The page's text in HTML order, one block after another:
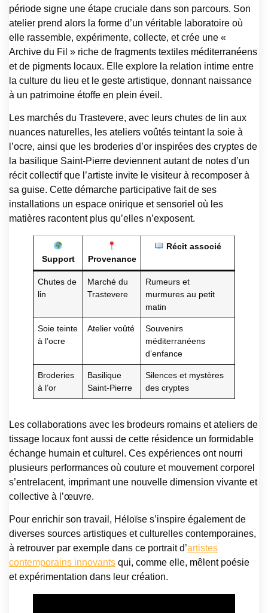
période signe une étape cruciale dans son parcours. Son
atelier prend alors la forme d’un véritable laboratoire où
elle rassemble, expérimente, collecte, et crée une «
Archive du Fil » riche de fragments textiles méditerranéens
et de pigments locaux. Elle explore la relation intime entre
la culture du lieu et le geste artistique, donnant naissance
à un patrimoine étoffe en plein éveil.
Les marchés du Trastevere, avec leurs chutes de lin aux
nuances naturelles, les ateliers voûtés teintant la soie à
l’ocre, ainsi que les broderies d’or inspirées des cryptes de
la basilique Saint-Pierre deviennent autant de notes d’un
récit collectif que l’artiste invite le visiteur à recomposer à
sa guise. Cette démarche participative fait de ses
installations un espace onirique et sensoriel où les
matières racontent plus qu’elles n’exposent.
Support Provenance
Récit associé
Chutes de
lin
Marché du
Trastevere
Rumeurs et
murmures au petit
matin
Soie teinte
à l’ocre
Atelier voûté
Souvenirs
méditerranéens
d’enfance
Broderies
à l’or
Basilique
Saint-Pierre
Silences et mystères
des cryptes
Les collaborations avec les brodeurs romains et ateliers de
tissage locaux font aussi de cette résidence un formidable
échange humain et culturel. Ces expériences ont nourri
plusieurs performances où couture et mouvement corporel
s’entrelacent, imprimant une nouvelle dimension vivante et
collective à l’œuvre.
Pour enrichir son travail, Héloïse s’inspire également de
diverses sources artistiques et culturelles contemporaines,
à retrouver par exemple dans ce portrait d’artistes
contemporains innovants qui, comme elle, mêlent poésie
et expérimentation dans leur création.